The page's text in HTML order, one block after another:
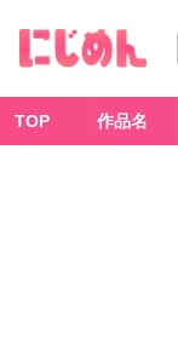
TOP 作品名